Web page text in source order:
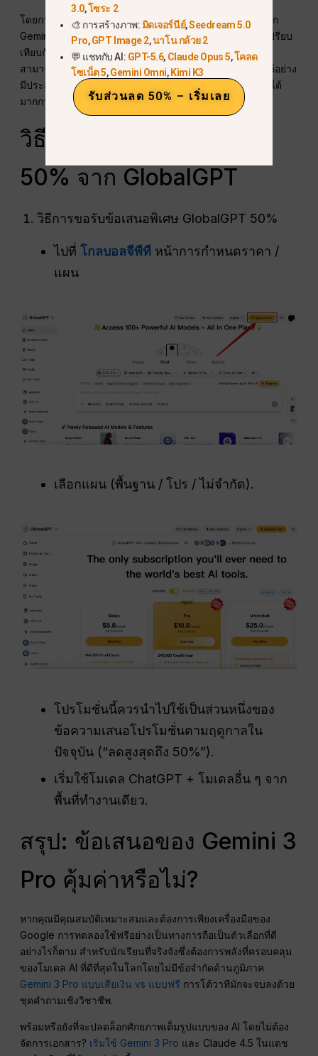
โดยการเลือกแผน Pro ($10.8/เดือน) ผู้ใช้ไม่เพียงแต่ปลดล็อก
Gemini 3 Pro แต่ยังได้รับ Gemini 3 Pro ลดครึ่งราคา
เมื่อเปรียบ
เทียบกับการสมัครสมาชิกแยกต่างหากตามมาตรฐาน แผนนี้
สามารถแทนที่การสมัครสมาชิกแยกต่างหาก 4-5 รายการได้อย่าง
มีประสิทธิภาพ ช่วยคุณประหยัดค่าใช้จ่ายซอฟต์แวร์ทั้งหมดได้
มากกว่า $80 ต่อเดือน.
วิธีการขอรับข้อเสนอพิเศษ
50% จาก GlobalGPT
วิธีการขอรับข้อเสนอพิเศษ GlobalGPT 50%
ไปที่โกลบอลจีพีที หน้าการกำหนดราคา /
แผน
เลือกแผน (พื้นฐาน / โปร / ไม่จำกัด).
โปรโมชั่นนี้ควรนำไปใช้เป็นส่วนหนึ่งของ
ข้อความเสนอโปรโมชั่นตามฤดูกาลใน
ปัจจุบัน (“ลดสูงสุดถึง 50%”).
เริ่มใช้โมเดล ChatGPT + โมเดลอื่น ๆ จาก
พื้นที่ทำงานเดียว.
สรุป: ข้อเสนอของ Gemini 3
Pro คุ้มค่าหรือไม่?
หากคุณมีคุณสมบัติเหมาะสมและต้องการเพียงเครื่องมือของ
Google การทดลองใช้ฟรีอย่างเป็นทางการถือเป็นตัวเลือกที่ดี
อย่างไรก็ตาม สำหรับนักเรียนที่จริงจังซึ่งต้องการพลังที่ครอบคลุม
ของโมเดล AI ที่ดีที่สุดในโลกโดยไม่มีข้อจำกัดด้านภูมิภาค
Gemini 3 Pro แบบเสียเงิน vs แบบฟรี การโต้วาทีมักจะจบลงด้วย
ชุดคำถามเชิงวิชาชีพ.
พร้อมหรือยังที่จะปลดล็อกศักยภาพเต็มรูปแบบของ AI โดยไม่ต้อง
จัดการเอกสาร? เริ่มใช้ Gemini 3 Pro และ Claude 4.5 ในแดช
3.0,โซระ 2
🎨 การสร้างภาพ: มิดเจอร์นีย์,Seedream 5.0
Pro,GPT Image 2,นาโน กล้วย 2
💬 แชทกับ AI: GPT-5.6, Claude Opus 5,โคลด
โซเน็ต 5,Gemini Omni, Kimi K3
รับส่วนลด 50% – เริ่มเลย